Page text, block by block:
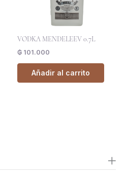
VODKA MENDELEEV 0.7L
₲ 101.000
Añadir al carrito